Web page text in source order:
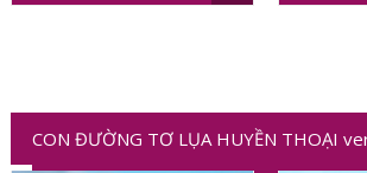
CON ĐƯỜNG TƠ LỤA HUYỀN THOẠI